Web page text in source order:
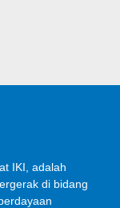
IKI, adalah
di bidang